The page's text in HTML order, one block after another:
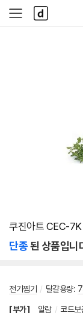
사
이
다
나
와
쿠진아트 CEC-7K
단종된 상품입니
전기찜기 / 달걀용량:
[부가] 알람 / 코드보